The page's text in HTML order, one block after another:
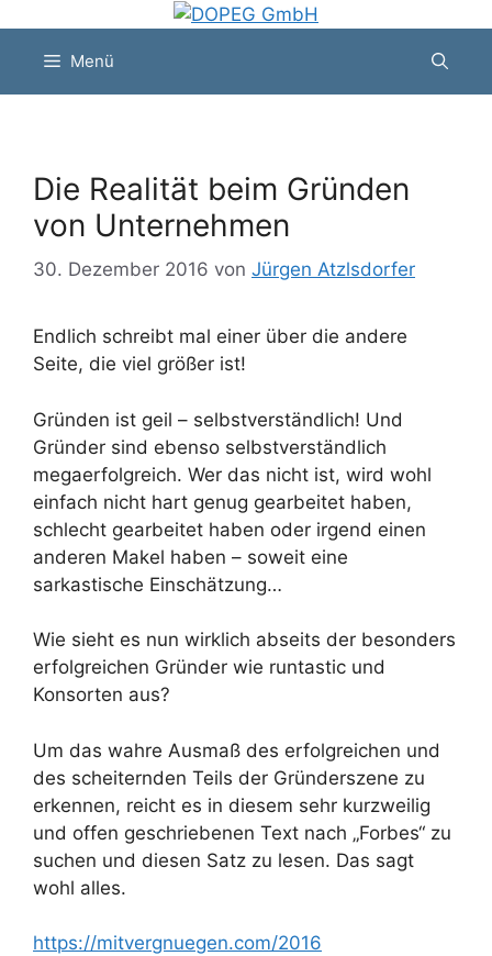
springenMenü
Die Realität beim Gründen
von Unternehmen
30. Dezember 2016 von Jürgen Atzlsdorfer
Endlich schreibt mal einer über die andere
Seite, die viel größer ist!
Gründen ist geil – selbstverständlich! Und
Gründer sind ebenso selbstverständlich
megaerfolgreich. Wer das nicht ist, wird wohl
einfach nicht hart genug gearbeitet haben,
schlecht gearbeitet haben oder irgend einen
anderen Makel haben – soweit eine
sarkastische Einschätzung…
Wie sieht es nun wirklich abseits der besonders
erfolgreichen Gründer wie runtastic und
Konsorten aus?
Um das wahre Ausmaß des erfolgreichen und
des scheiternden Teils der Gründerszene zu
erkennen, reicht es in diesem sehr kurzweilig
und offen geschriebenen Text nach „Forbes“ zu
suchen und diesen Satz zu lesen. Das sagt
wohl alles.
https://mitvergnuegen.com/2016